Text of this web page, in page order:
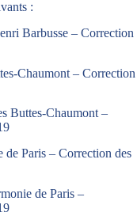
:
Barbusse – Correction
Chaumont – Correction
Buttes-Chaumont –
de Paris – Correction des
de Paris –